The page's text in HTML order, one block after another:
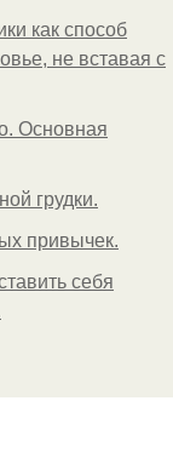
как способ
не вставая с
Основная
грудки.
привычек.
себя